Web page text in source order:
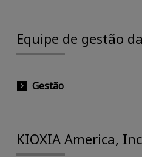
Equipe de gestão
Gestão
KIOXIA America,